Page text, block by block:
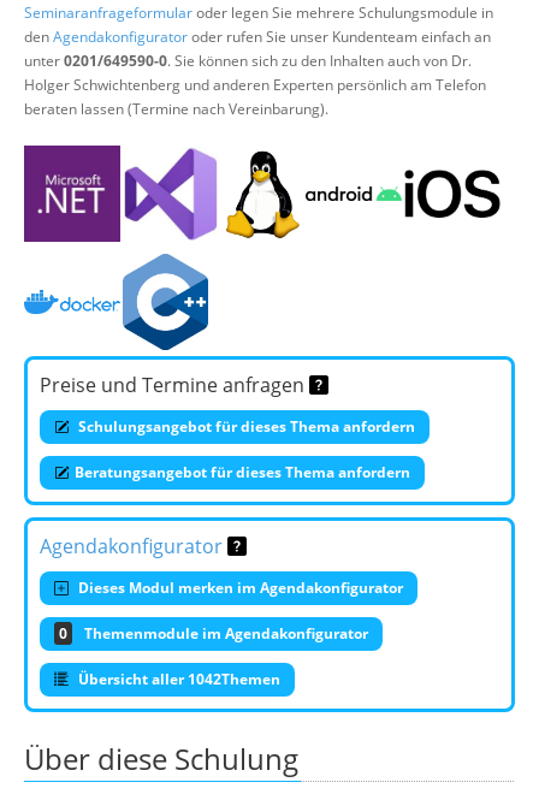
Seminaranfrageformularoder legen Sie mehrere Schulungsmodule in
denAgendakonfiguratoroder rufen Sie unser Kundenteam einfach an
unter0201/649590-0. Sie können sich zu den Inhalten auch von Dr.
Holger Schwichtenberg und anderen Experten persönlich am Telefon
beraten lassen (Termine nach Vereinbarung).
Preise und Termine anfragen
Schulungsangebot für dieses Thema anfordern
Beratungsangebot für dieses Thema anfordern
Agendakonfigurator
Dieses Modul merken im Agendakonfigurator
0 Themenmodule im Agendakonfigurator
Übersicht aller 1042Themen
Über diese Schulung